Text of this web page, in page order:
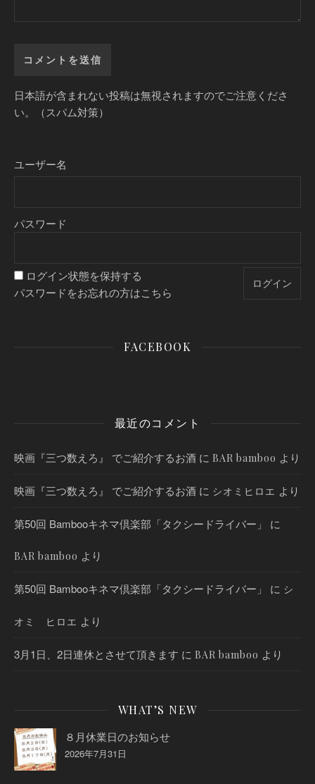
日本語が含まれない投稿は無視されますのでご注意くださ
い。（スパム対策）
ユーザー名
パスワード
ログイン状態を保持する
パスワードをお忘れの方はこちら
FACEBOOK
最近のコメント
映画『三つ数えろ』 でご紹介するお酒 に BAR bamboo より
映画『三つ数えろ』 でご紹介するお酒 に シオミヒロエ より
第50回 Bambooキネマ倶楽部「タクシードライバー」 に
BAR bamboo より
第50回 Bambooキネマ倶楽部「タクシードライバー」 に シ
オミ ヒロエ より
3月1日、2日連休とさせて頂きます に BAR bamboo より
WHAT’S NEW
８月休業日のお知らせ
2026年7月31日